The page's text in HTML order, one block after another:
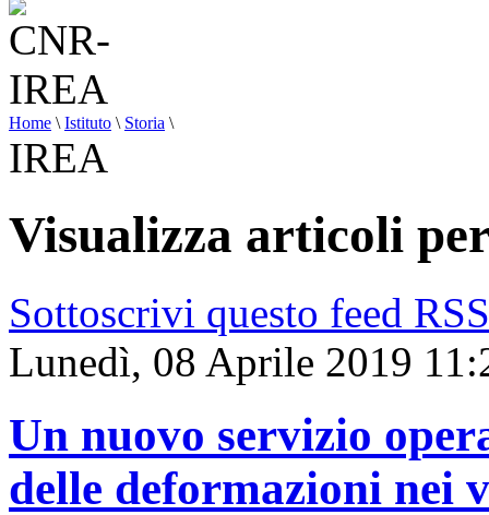
Home \ Istituto \ Storia \
IREA
Visualizza articoli
Sottoscrivi questo feed RSS
Lunedì, 08 Aprile 2019
Un nuovo servizio
delle deformazioni nei